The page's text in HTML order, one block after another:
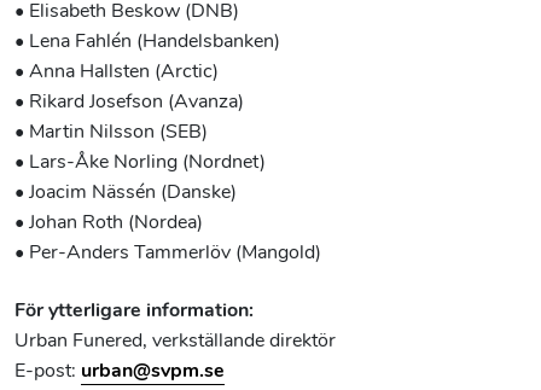
• Elisabeth Beskow (DNB)
• Lena Fahlén (Handelsbanken)
• Anna Hallsten (Arctic)
• Rikard Josefson (Avanza)
• Martin Nilsson (SEB)
• Lars-Åke Norling (Nordnet)
• Joacim Nässén (Danske)
• Johan Roth (Nordea)
• Per-Anders Tammerlöv (Mangold)
För ytterligare information:
Urban Funered, verkställande direktör
E-post: urban@svpm.se